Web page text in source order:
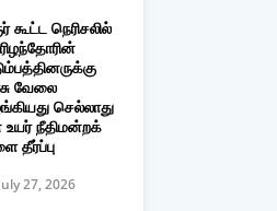
கூட்ட நெரிசலில்
வேலை
செல்லாது
நீதிமன்றக்
தீர்ப்பு
27, 2026